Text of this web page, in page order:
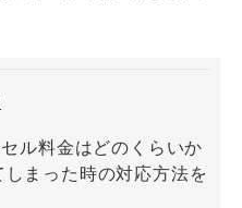
ル料金はどのくらいか
まった時の対応方法を